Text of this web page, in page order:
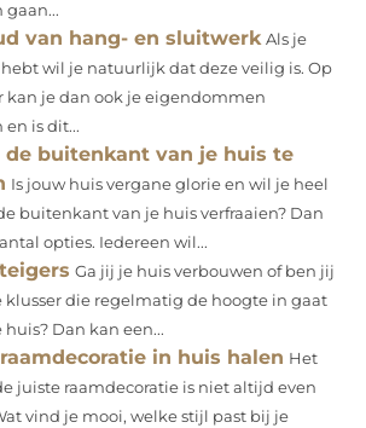
gaan...
van hang- en sluitwerk Als je
wil je natuurlijk dat deze veilig is. Op
kan je dan ook je eigendommen
en is dit...
buitenkant van je huis te
Is jouw huis vergane glorie en wil je heel
buitenkant van je huis verfraaien? Dan
opties. Iedereen wil...
Ga jij je huis verbouwen of ben jij
klusser die regelmatig de hoogte in gaat
Dan kan een...
in huis halen Het
juiste raamdecoratie is niet altijd even
vind je mooi, welke stijl past bij je